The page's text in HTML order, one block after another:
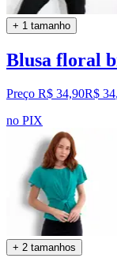
+ 1 tamanho
Blusa floral
Preço R$ 34,90R$ 34,
no PIX
+ 2 tamanhos